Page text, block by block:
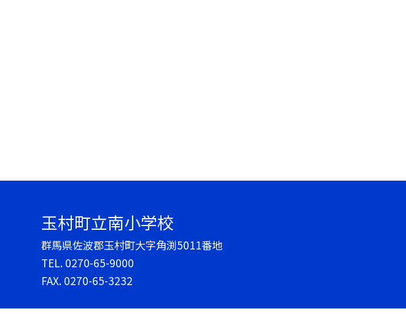
玉村町立南小学校
群馬県佐波郡玉村町大字角渕5011番地
TEL. 0270-65-9000
FAX. 0270-65-3232